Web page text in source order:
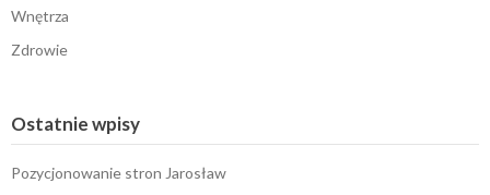
Wnętrza
Zdrowie
Ostatnie wpisy
Pozycjonowanie stron Jarosław